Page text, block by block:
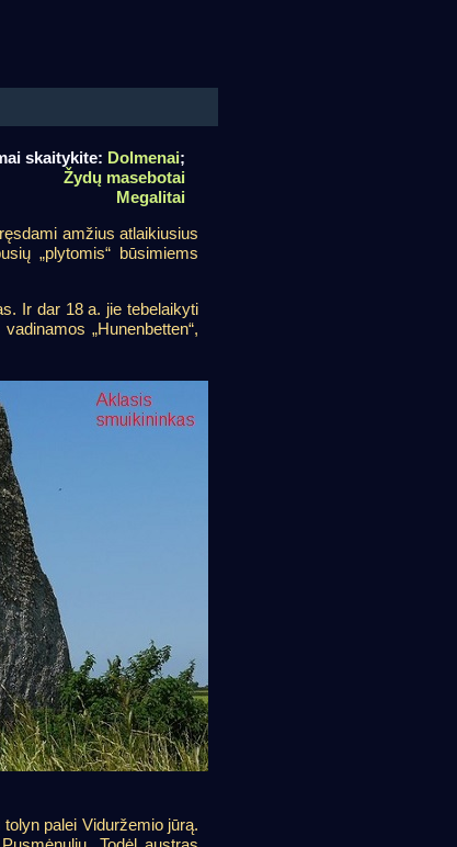
skaitykite: Dolmenai;
Žydų masebotai
Megalitai
amžius atlaikiusius
„plytomis“ būsimiems
Ir dar 18 a. jie tebelaikyti
„Hunenbetten“,
palei Viduržemio jūrą.